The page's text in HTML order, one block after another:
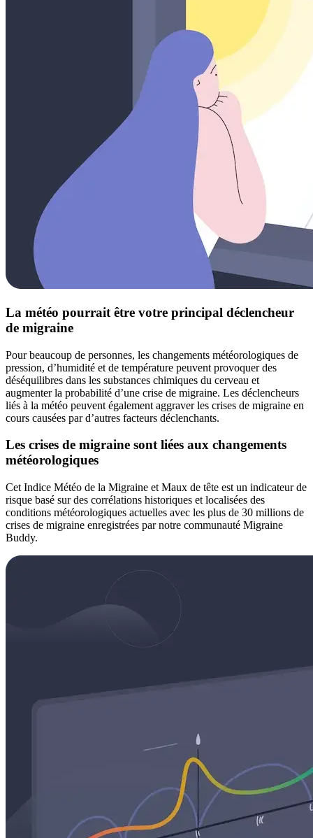
La météo pourrait être votre principal déclencheur
de migraine
Pour beaucoup de personnes, les changements météorologiques de
pression, d’humidité et de température peuvent provoquer des
déséquilibres dans les substances chimiques du cerveau et
augmenter la probabilité d’une crise de migraine. Les déclencheurs
liés à la météo peuvent également aggraver les crises de migraine en
cours causées par d’autres facteurs déclenchants.
Les crises de migraine sont liées aux changements
météorologiques
Cet Indice Météo de la Migraine et Maux de tête est un indicateur de
risque basé sur des corrélations historiques et localisées des
conditions météorologiques actuelles avec les plus de 30 millions de
crises de migraine enregistrées par notre communauté Migraine
Buddy.